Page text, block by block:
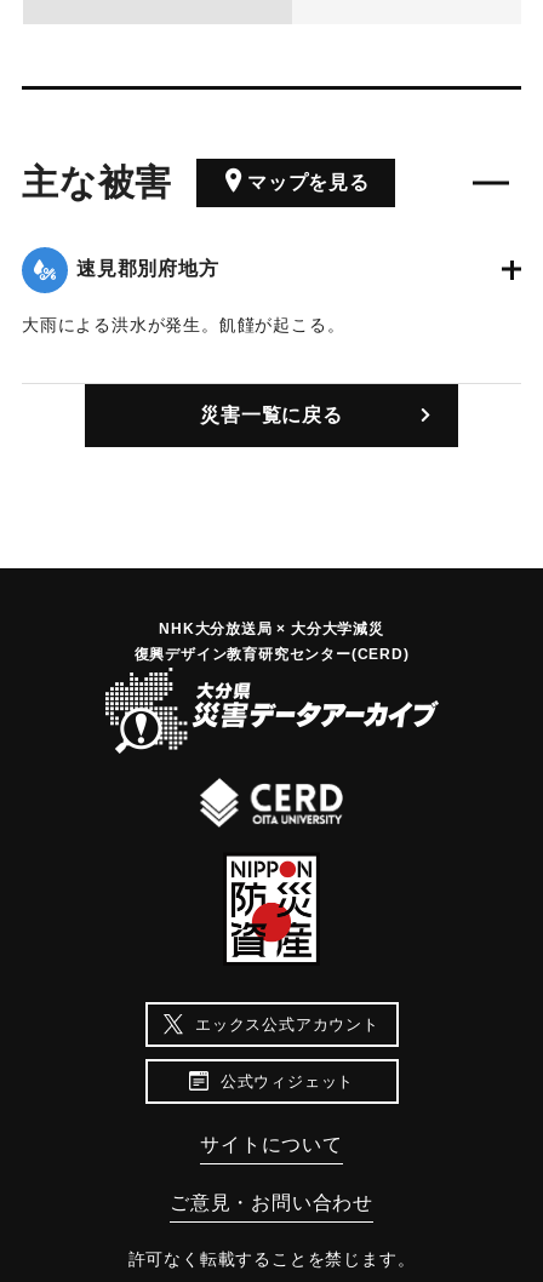
主な被害 マップを見る
速見郡別府地方
大雨による洪水が発生。飢饉が起こる。
｜固有コード:00070001
災害一覧に戻る
NHK大分放送局 × 大分大学減災
復興デザイン教育研究センター(CERD)
エックス公式アカウント
公式ウィジェット
サイトについて
ご意見・お問い合わせ
許可なく転載することを禁じます。